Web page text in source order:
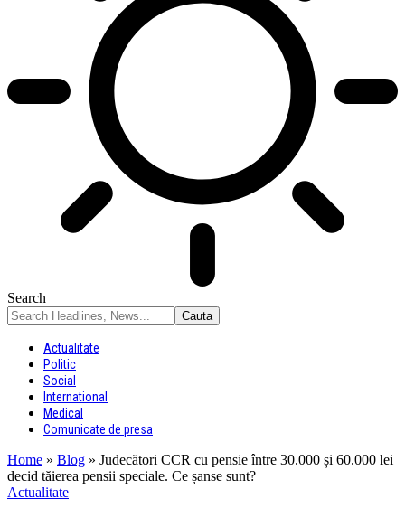
Search
Actualitate
Politic
Social
International
Medical
Comunicate de presa
Home » Blog » Judecători CCR cu pensie între 30.000 și 60.000 lei
decid tăierea pensii speciale. Ce șanse sunt?
Actualitate